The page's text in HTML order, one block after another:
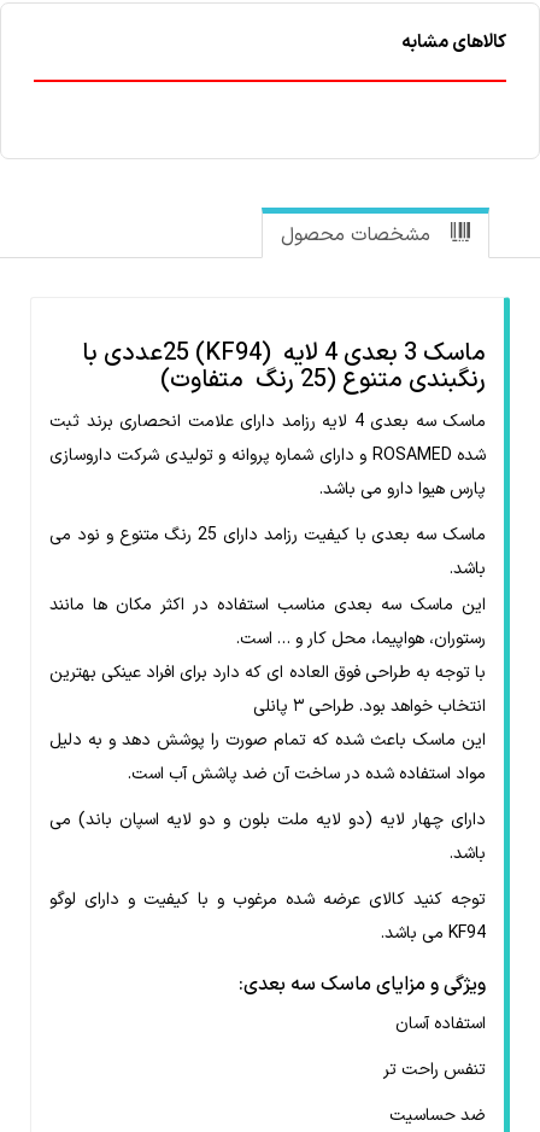
کالاهای مشابه
مشخصات محصول
ماسک 3 بعدی 4 لایه (KF94) 25عددی با
رنگبندی متنوع (25 رنگ متفاوت)
ماسک سه بعدی 4 لایه رزامد دارای علامت انحصاری برند ثبت
شده ROSAMED و دارای شماره پروانه و تولیدی شرکت داروسازی
پارس هیوا دارو می باشد.
ماسک سه بعدی با کیفیت رزامد دارای 25 رنگ متنوع و نود می
باشد.
این ماسک سه بعدی مناسب استفاده در اکثر مکان ها مانند
رستوران، هواپیما، محل کار و … است.
با توجه به طراحی فوق العاده ای که دارد برای افراد عینکی بهترین
انتخاب خواهد بود. طراحی ۳ پانلی
این ماسک باعث شده که تمام صورت را پوشش دهد و به دلیل
مواد استفاده شده در ساخت آن ضد پاشش آب است.
دارای چهار لایه (دو لایه ملت بلون و دو لایه اسپان باند) می
باشد.
توجه کنید کالای عرضه شده مرغوب و با کیفیت و دارای لوگو
KF94 می باشد.
ویژگی و مزایای ماسک سه بعدی:
استفاده آسان
تنفس راحت تر
ضد حساسیت